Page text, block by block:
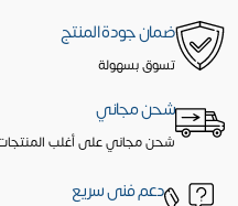
ضمان جودة المنتج
تسوق بسهولة
شحن مجاني
شحن مجاني على أغلب
دعم فنى سريع